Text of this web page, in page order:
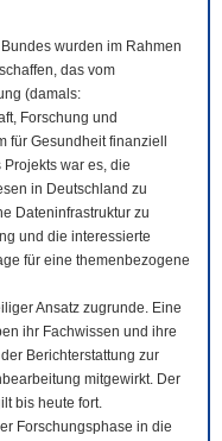
wurden im Rahmen
das vom
(damals:
Forschung und
Gesundheit finanziell
war es, die
in Deutschland zu
Dateninfrastruktur zu
und die interessierte
für eine themenbezogene
Ansatz zugrunde. Eine
ihr Fachwissen und ihre
Berichterstattung zur
mitgewirkt. Der
bis heute fort.
Forschungsphase in die